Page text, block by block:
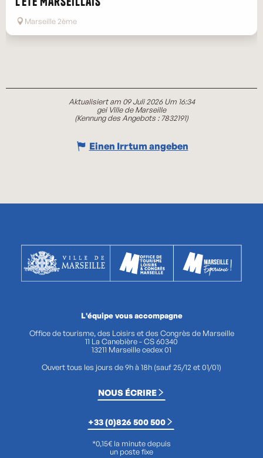
Marseille 2ème
Aktualisiert am 09 Juli 2026 Um 16:34
gei Ville de Marseille
(Kennung des Angebots :7832191)
Einen Irrtum angeben
L'équipe vous accompagne
Office de tourisme, des Loisirs et des Congrès de Marseille
11 La Canebière - CS 60340
13211 Marseille cedex 01
Ouvert tous les jours de 9h à 18h (sauf 25/12 et 01/01)
NOUS ÉCRIRE
+33 (0)826 500 500
*0,15€ la minute depuis
un poste fixe